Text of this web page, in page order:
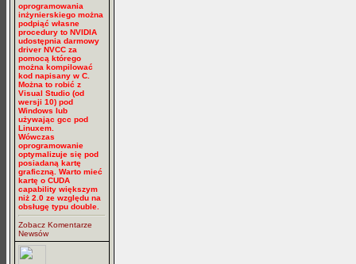
oprogramowania
inżynierskiego można
podpiąć własne
procedury to NVIDIA
udostępnia darmowy
driver NVCC za
pomocą którego
można kompilować
kod napisany w C.
Można to robić z
Visual Studio (od
wersji 10) pod
Windows lub
używając gcc pod
Linuxem.
Wówczas
oprogramowanie
optymalizuje się pod
posiadaną kartę
graficzną. Warto mieć
kartę o CUDA
capability większym
niż 2.0 ze względu na
obsługę typu double.
Zobacz Komentarze
Newsów